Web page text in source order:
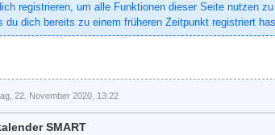
registrieren, um alle Funktionen dieser Seite nutzen
du dich bereits zu einem früheren Zeitpunkt registriert
22. November 2020, 13:22
SMART